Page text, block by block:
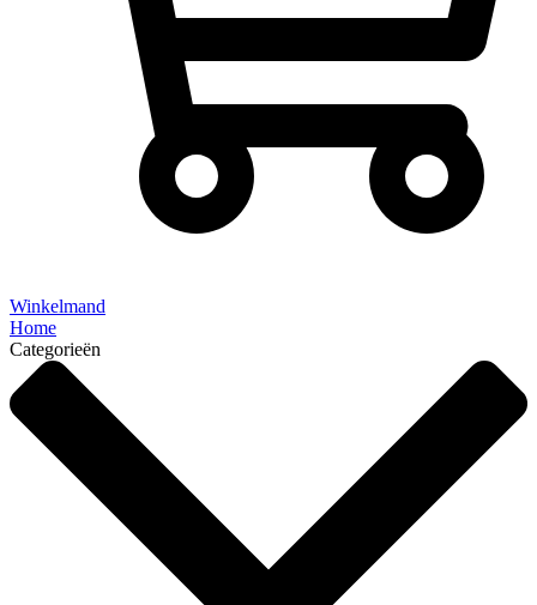
Winkelmand
Home
Categorieën